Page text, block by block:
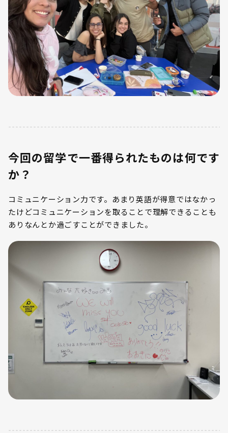
今回の留学で一番得られたものは何です
か？
コミュニケーション力です。あまり英語が得意ではなかっ
たけどコミュニケーションを取ることで理解できることも
ありなんとか過ごすことができました。